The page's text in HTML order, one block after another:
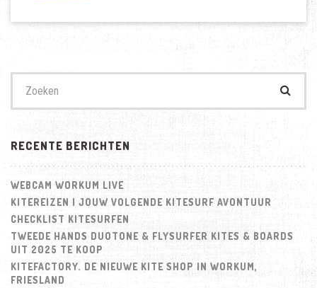
AANSCHAFFEN
KITE
naar:
RECENTE BERICHTEN
WEBCAM WORKUM LIVE
KITEREIZEN | JOUW VOLGENDE KITESURF AVONTUUR
CHECKLIST KITESURFEN
TWEEDE HANDS DUOTONE & FLYSURFER KITES & BOARDS
UIT 2025 TE KOOP
KITEFACTORY. DE NIEUWE KITE SHOP IN WORKUM,
FRIESLAND